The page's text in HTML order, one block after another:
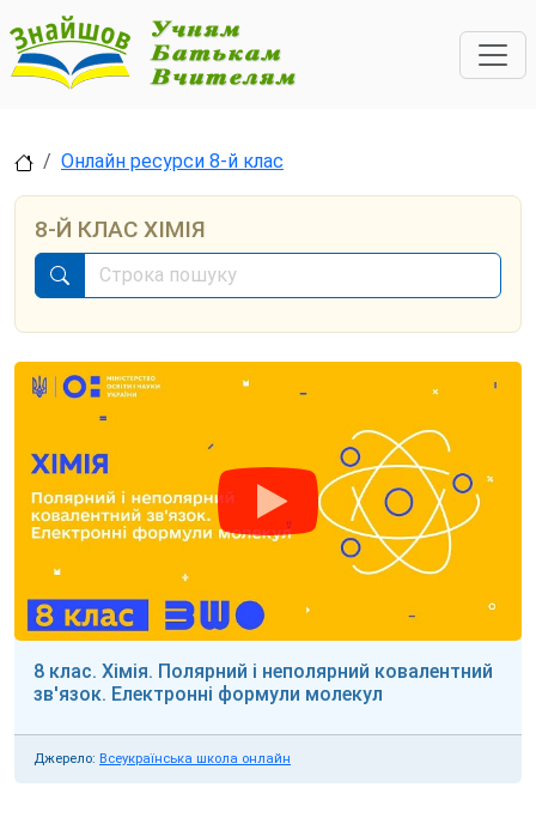
Онлайн ресурси 8-й клас
8-Й КЛАС ХІМІЯ
8 клас. Хімія. Полярний і неполярний ковалентний
зв'язок. Електронні формули молекул
Джерело: Всеукраїнська школа онлайн